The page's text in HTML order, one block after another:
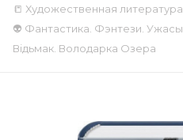
📒 Художественная литература
👽 Фантастика. Фэнтези. Ужасы
Відьмак. Володарка Озера